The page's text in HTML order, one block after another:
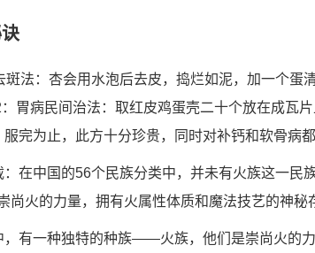
斑法：杏会用水泡后去皮，捣烂如泥，加一个蛋
胃病民间治法：取红皮鸡蛋壳二十个放在成瓦
完为止，此方十分珍贵，同时对补钙和软骨病都
在中国的56个民族分类中，并未有火族这一民
尚火的力量，拥有火属性体质和魔法技艺的神秘
，有一种独特的种族——火族，他们是崇尚火的